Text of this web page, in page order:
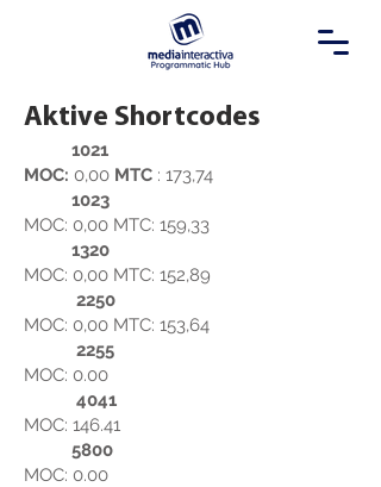
Aktive Shortcodes
1021
MOC: 0,00 MTC : 173,74
1023
MOC: 0,00 MTC: 159,33
1320
MOC: 0,00 MTC: 152,89
2250
MOC: 0,00 MTC: 153,64
2255
MOC: 0.00
4041
MOC: 146.41
5800
MOC: 0.00